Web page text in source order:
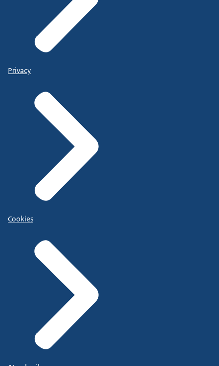
Privacy
Cookies